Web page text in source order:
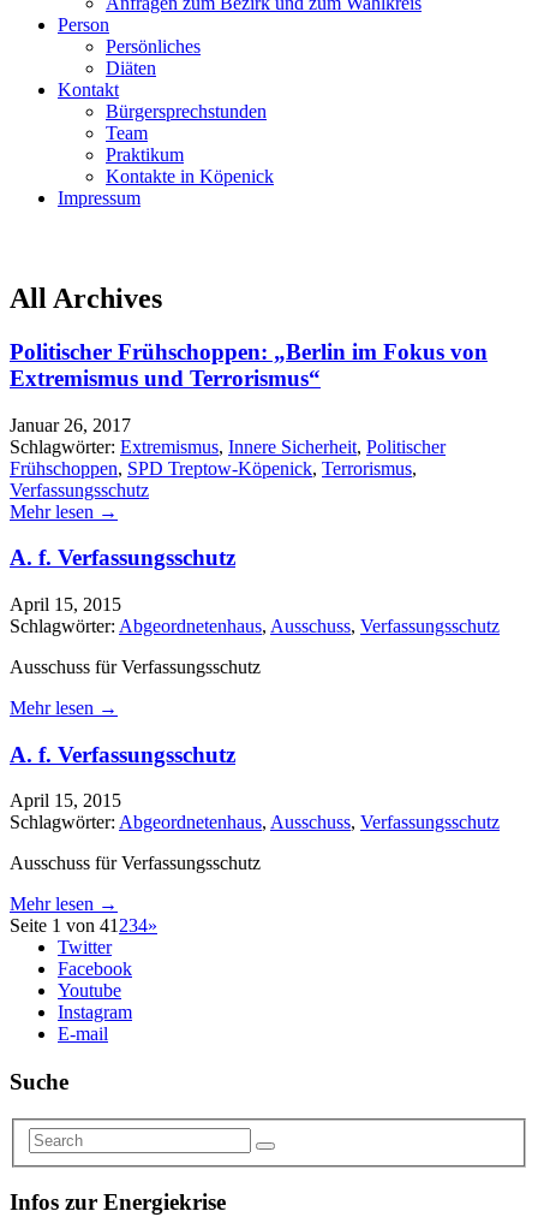
Person
Persönliches
Diäten
Kontakt
Bürgersprechstunden
Team
Praktikum
Kontakte in Köpenick
Impressum
All Archives
Politischer Frühschoppen: „Berlin im Fokus von
Extremismus und Terrorismus“
Januar 26, 2017
Schlagwörter: Extremismus, Innere Sicherheit, Politischer
Frühschoppen, SPD Treptow-Köpenick, Terrorismus,
Verfassungsschutz
Mehr lesen →
A. f. Verfassungsschutz
April 15, 2015
Schlagwörter: Abgeordnetenhaus, Ausschuss, Verfassungsschutz
Ausschuss für Verfassungsschutz
Mehr lesen →
A. f. Verfassungsschutz
April 15, 2015
Schlagwörter: Abgeordnetenhaus, Ausschuss, Verfassungsschutz
Ausschuss für Verfassungsschutz
Mehr lesen →
Seite 1 von 41234»
Twitter
Facebook
Youtube
Instagram
E-mail
Suche
Infos zur Energiekrise